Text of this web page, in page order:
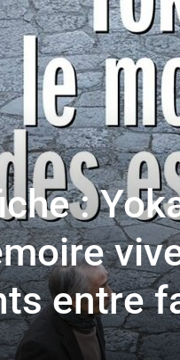
–
:
entre